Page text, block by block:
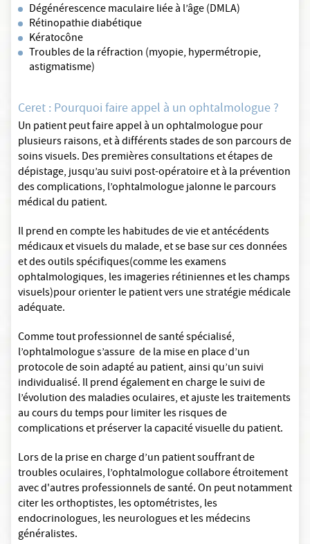
Dégénérescence maculaire liée à l’âge (DMLA)
Rétinopathie diabétique
Kératocône
Troubles de la réfraction (myopie, hypermétropie,
astigmatisme)
Ceret : Pourquoi faire appel à un ophtalmologue ?
Un patient peut faire appel à un ophtalmologue pour
plusieurs raisons, et à différents stades de son parcours de
soins visuels. Des premières consultations et étapes de
dépistage, jusqu’au suivi post-opératoire et à la prévention
des complications, l’ophtalmologue jalonne le parcours
médical du patient.
Il prend en compte les habitudes de vie et antécédents
médicaux et visuels du malade, et se base sur ces données
et des outils spécifiques(comme les examens
ophtalmologiques, les imageries rétiniennes et les champs
visuels)pour orienter le patient vers une stratégie médicale
adéquate.
Comme tout professionnel de santé spécialisé,
l’ophtalmologue s’assure de la mise en place d’un
protocole de soin adapté au patient, ainsi qu’un suivi
individualisé. Il prend également en charge le suivi de
l’évolution des maladies oculaires, et ajuste les traitements
au cours du temps pour limiter les risques de
complications et préserver la capacité visuelle du patient.
Lors de la prise en charge d’un patient souffrant de
troubles oculaires, l’ophtalmologue collabore étroitement
avec d'autres professionnels de santé. On peut notamment
citer les orthoptistes, les optométristes, les
endocrinologues, les neurologues et les médecins
généralistes.